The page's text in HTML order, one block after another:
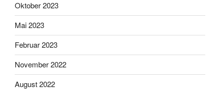
Oktober 2023
Mai 2023
Februar 2023
November 2022
August 2022